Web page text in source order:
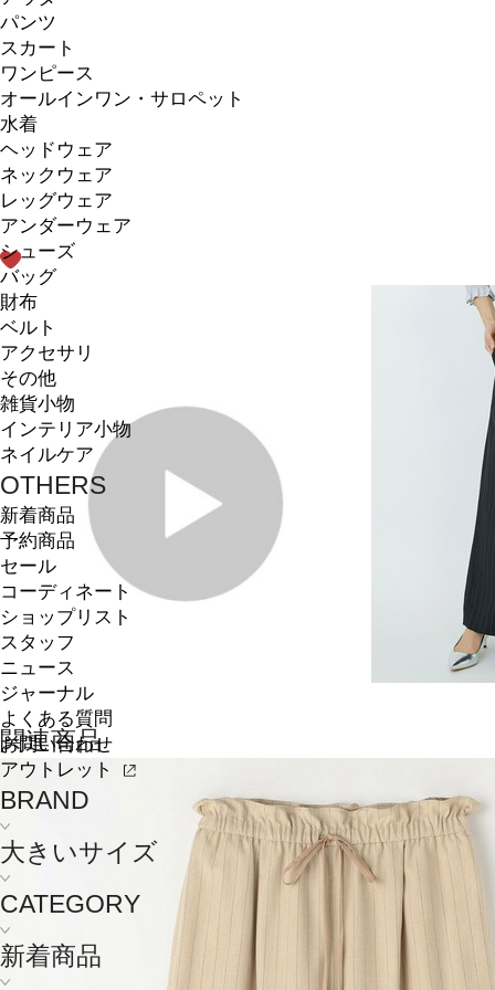
パンツ
スカート
ワンピース
オールインワン・サロペット
水着
ヘッドウェア
ネックウェア
レッグウェア
アンダーウェア
シューズ
バッグ
財布
ベルト
アクセサリ
その他
雑貨小物
インテリア小物
ネイルケア
OTHERS
新着商品
予約商品
セール
コーディネート
ショップリスト
スタッフ
ニュース
ジャーナル
よくある質問
お問い合わせ
アウトレット
BRAND
大きいサイズ
CATEGORY
新着商品
関連商品